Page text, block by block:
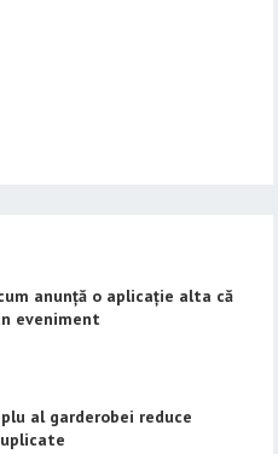
anunță o aplicație alta că
eveniment
al garderobei reduce